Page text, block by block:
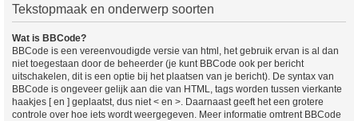
Tekstopmaak en onderwerp soorten
Wat is BBCode?
BBCode is een vereenvoudigde versie van html, het gebruik ervan is al dan
niet toegestaan door de beheerder (je kunt BBCode ook per bericht
uitschakelen, dit is een optie bij het plaatsen van je bericht). De syntax van
BBCode is ongeveer gelijk aan die van HTML, tags worden tussen vierkante
haakjes [ en ] geplaatst, dus niet < en >. Daarnaast geeft het een grotere
controle over hoe iets wordt weergegeven. Meer informatie omtrent BBCode